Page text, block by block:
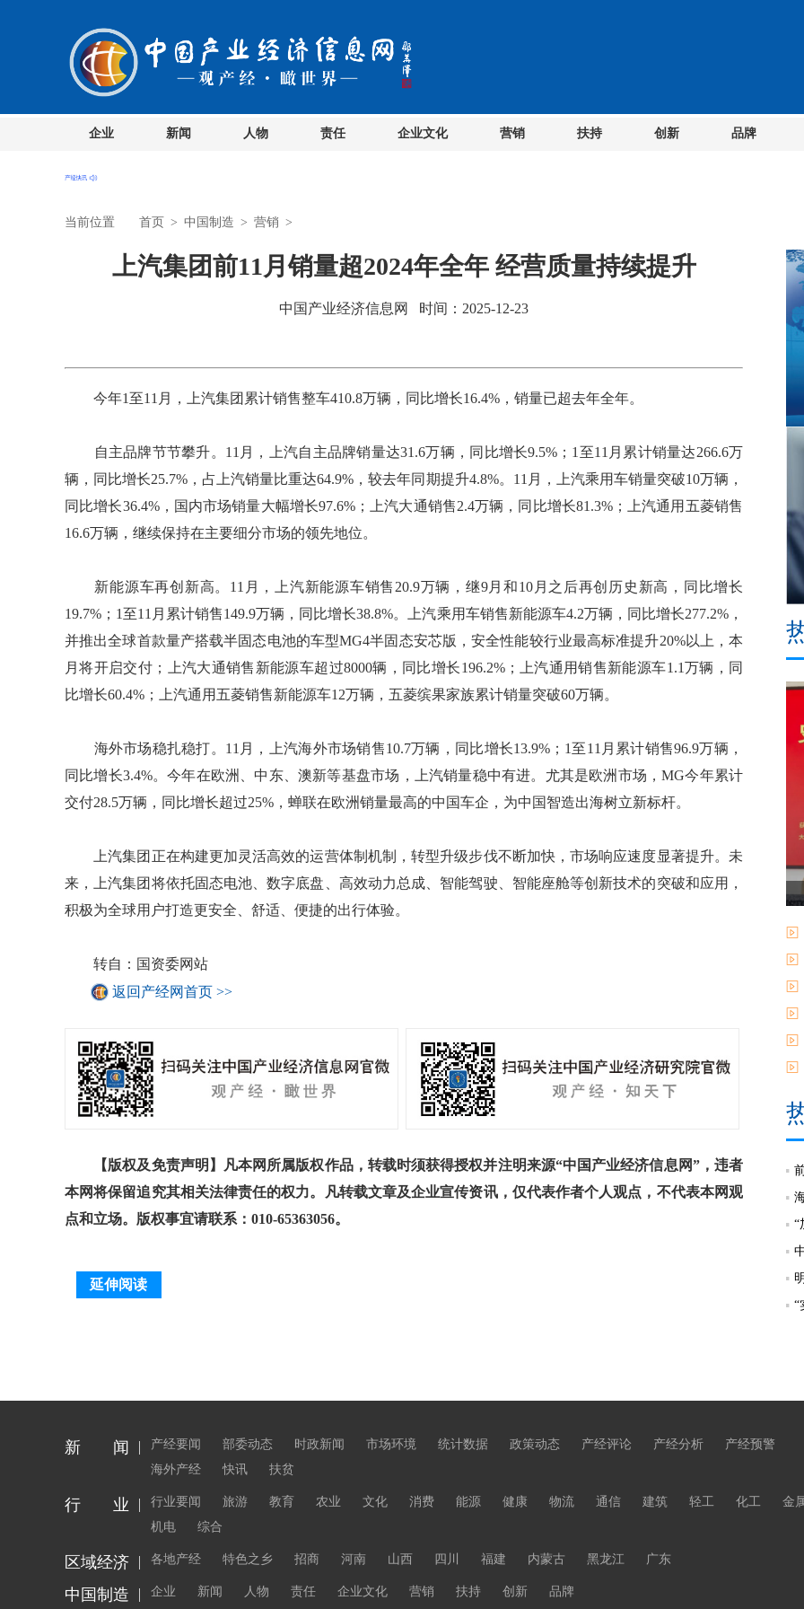
企业 新闻 人物 责任 企业文化 营销 扶持 创新 品牌
当前位置 首页 > 中国制造 > 营销 >
上汽集团前11月销量超2024年全年 经营质量持续提升
中国产业经济信息网 时间：2025-12-23
今年1至11月，上汽集团累计销售整车410.8万辆，同比增长16.4%，销量已超去年全年。
自主品牌节节攀升。11月，上汽自主品牌销量达31.6万辆，同比增长9.5%；1至11月累计销量达266.6万
辆，同比增长25.7%，占上汽销量比重达64.9%，较去年同期提升4.8%。11月，上汽乘用车销量突破10万辆，
同比增长36.4%，国内市场销量大幅增长97.6%；上汽大通销售2.4万辆，同比增长81.3%；上汽通用五菱销售
16.6万辆，继续保持在主要细分市场的领先地位。
新能源车再创新高。11月，上汽新能源车销售20.9万辆，继9月和10月之后再创历史新高，同比增长
19.7%；1至11月累计销售149.9万辆，同比增长38.8%。上汽乘用车销售新能源车4.2万辆，同比增长277.2%，
并推出全球首款量产搭载半固态电池的车型MG4半固态安芯版，安全性能较行业最高标准提升20%以上，本
月将开启交付；上汽大通销售新能源车超过8000辆，同比增长196.2%；上汽通用销售新能源车1.1万辆，同
比增长60.4%；上汽通用五菱销售新能源车12万辆，五菱缤果家族累计销量突破60万辆。
海外市场稳扎稳打。11月，上汽海外市场销售10.7万辆，同比增长13.9%；1至11月累计销售96.9万辆，
同比增长3.4%。今年在欧洲、中东、澳新等基盘市场，上汽销量稳中有进。尤其是欧洲市场，MG今年累计
交付28.5万辆，同比增长超过25%，蝉联在欧洲销量最高的中国车企，为中国智造出海树立新标杆。
上汽集团正在构建更加灵活高效的运营体制机制，转型升级步伐不断加快，市场响应速度显著提升。未
来，上汽集团将依托固态电池、数字底盘、高效动力总成、智能驾驶、智能座舱等创新技术的突破和应用，
积极为全球用户打造更安全、舒适、便捷的出行体验。
转自：国资委网站
返回产经网首页 >>
【版权及免责声明】凡本网所属版权作品，转载时须获得授权并注明来源“中国产业经济信息网”，违者
本网将保留追究其相关法律责任的权力。凡转载文章及企业宣传资讯，仅代表作者个人观点，不代表本网观
点和立场。版权事宜请联系：010-65363056。
延伸阅读
“
“
新 闻 产经要闻 部委动态 时政新闻 市场环境 统计数据 政策动态 产经评论 产经分析
产经预警
海外产经
快讯 扶贫
行 业 行业要闻 旅游 教育 农业 文化 消费 能源 健康 物流 通信 建筑 轻工 化工
金
机电
综合
区域经济 各地产经 特色之乡 招商 河南 山西 四川 福建 内蒙古 黑龙江 广东
中国制造 企业 新闻 人物 责任 企业文化 营销 扶持 创新 品牌